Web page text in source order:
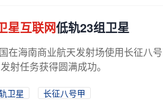
星互联网低轨23组卫星
在海南商业航天发射场使用长征八
射任务获得圆满成功。
卫星
长征八号甲